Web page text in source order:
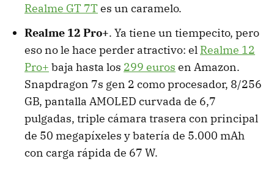
Realme GT 7T es un caramelo.
Realme 12 Pro+. Ya tiene un tiempecito, pero
eso no le hace perder atractivo: el Realme 12
Pro+ baja hasta los 299 euros en Amazon.
Snapdragon 7s gen 2 como procesador, 8/256
GB, pantalla AMOLED curvada de 6,7
pulgadas, triple cámara trasera con principal
de 50 megapíxeles y batería de 5.000 mAh
con carga rápida de 67 W.